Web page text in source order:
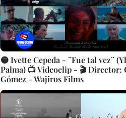
🟡 Ivette Cepeda - ¨Fue tal vez¨
Palma) 📺 Videoclip - 🎬 Director:
Gómez - Wajiros Films